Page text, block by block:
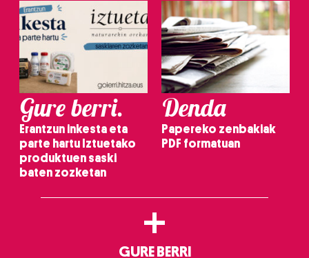
Gure berri.
Erantzun inkesta eta
parte hartu Iztuetako
produktuen saski
baten zozketan
Denda
Papereko zenbakiak
PDF formatuan
+
GURE BERRI